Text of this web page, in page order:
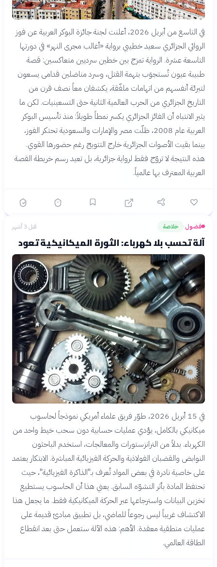
في التاسع من أبريل 2026، أعلنت لجنة جائزة البوكر العربية عن فوز
الروائي الجزائري سعيد خطيبي برواية «أغالب مجرى النهر» في دورتها
التاسعة عشرة. الرواية تمزج بين خطين سرديين متعاكسين: قصة
طبيبة عيون تُستجوَب بتهمة القتل، وسرد مناضلين قدامى يسعون
لتبرئة أنفسهم من اتهامات ملفّقة، يكشفان معاً نصف قرن من
التاريخ الجزائري من الحرب العالمية الثانية حتى التسعينيات. لكن ما
يثير الانتباه أن الفائز الجزائري يكسر نمطاً طويلاً: منذ تأسيس البوكر
العربية عام 2008، ظلّت مصر والإمارات والسعودية تحتكر الفوز،
بينما بقيت الأصوات الجزائرية خارج التتويج رغم حضورها القوي.
هذه النتيجة لا تروّج فقط لرواية جزائرية، بل تعيد رسم خريطة القصة
العربية المعترف بها عالمياً.
فضول› خلاصة قبل 3 أشهر
آلة تحسب بلا كهرباء: الثورة الميكانيكية تعود
في 15 أبريل 2026، طوّر فريق علماء أمريكي نموذجاً لحاسوب
ميكانيكي بالكامل، يؤدي عمليات حسابية دون سحب خيط واحد من
الكهرباء. بدلاً من الترانزستورات والمعالجات، استخدم الباحثون
النوابض والقضبان الفولاذية والحركة الفيزيائية المباشرة. الابتكار يعتمد
على خاصية نادرة في بعض المواد تُعرف بـ"الذاكرة الفيزيائية"، حيث
تحتفظ المادة بأثر التشوّه السابق. يعني هذا أن الحاسوب يستطيع
تخزين البيانات واسترجاعها عبر الحركة الميكانيكية فقط. ما يجعل هذا
الاكتشاف غريباً ليس رجوعاً للماضي، بل تطبيق مبادئ قديمة على
عمليات منطقية معقدة. الأهم: هذه الآلة ستعمل حتى بعد انقطاع
الطاقة العالمي.